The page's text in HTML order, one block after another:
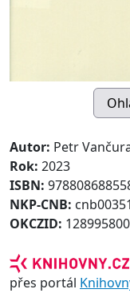
Autor: Petr
Rok: 2023
ISBN:
NKP-CNB:
OKCZID: 128995800
přes portál